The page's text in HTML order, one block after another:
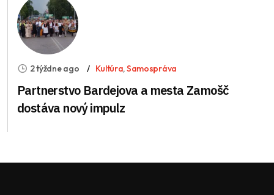
2 týždne ago Kultúra,Samospráva
Partnerstvo Bardejova a mesta Zamošč
dostáva nový impulz